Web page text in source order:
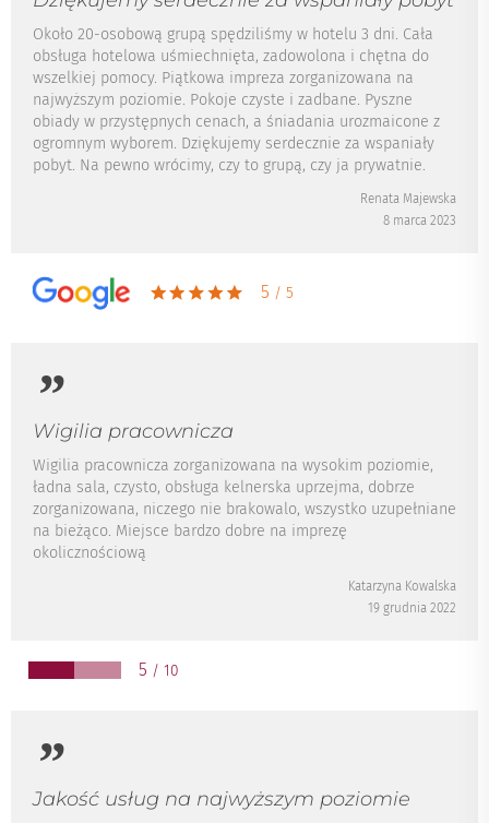
Około 20-osobową grupą spędziliśmy w hotelu 3 dni. Cała
obsługa hotelowa uśmiechnięta, zadowolona i chętna do
wszelkiej pomocy. Piątkowa impreza zorganizowana na
najwyższym poziomie. Pokoje czyste i zadbane. Pyszne
obiady w przystępnych cenach, a śniadania urozmaicone z
ogromnym wyborem. Dziękujemy serdecznie za wspaniały
pobyt. Na pewno wrócimy, czy to grupą, czy ja prywatnie.
Renata Majewska
8 marca 2023
5 / 5
Wigilia pracownicza
Wigilia pracownicza zorganizowana na wysokim poziomie,
ładna sala, czysto, obsługa kelnerska uprzejma, dobrze
zorganizowana, niczego nie brakowalo, wszystko uzupełniane
na bieżąco. Miejsce bardzo dobre na imprezę
okolicznościową
Katarzyna Kowalska
19 grudnia 2022
5 / 10
Jakość usług na najwyższym poziomie